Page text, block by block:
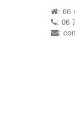
: 66
: 06
: